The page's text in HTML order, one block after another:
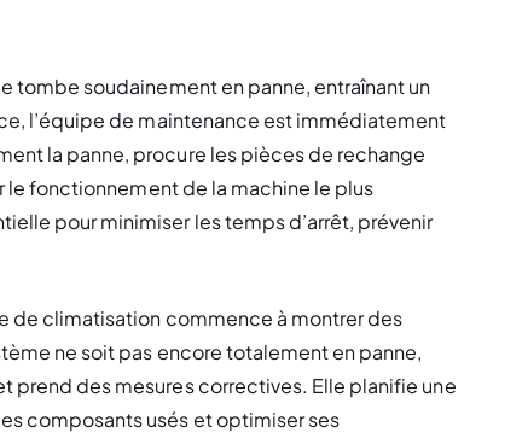
tombe soudainement en panne, entraînant un
l’équipe de maintenance est immédiatement
la panne, procure les pièces de rechange
fonctionnement de la machine le plus
pour minimiser les temps d’arrêt, prévenir
de climatisation commence à montrer des
ne soit pas encore totalement en panne,
prend des mesures correctives. Elle planifie une
composants usés et optimiser ses